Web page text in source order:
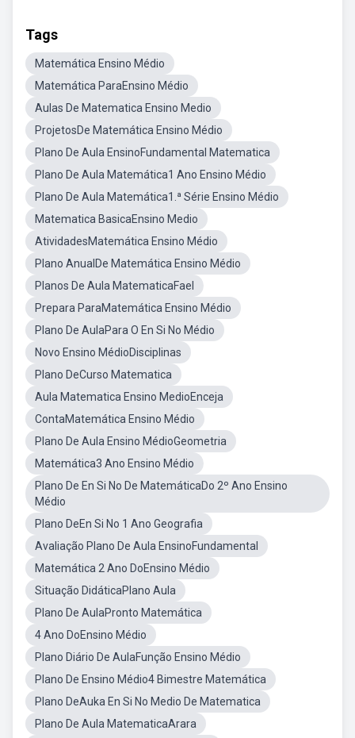
Tags
Matemática Ensino Médio
Matemática ParaEnsino Médio
Aulas De Matematica Ensino Medio
ProjetosDe Matemática Ensino Médio
Plano De Aula EnsinoFundamental Matematica
Plano De Aula Matemática1 Ano Ensino Médio
Plano De Aula Matemática1.ª Série Ensino Médio
Matematica BasicaEnsino Medio
AtividadesMatemática Ensino Médio
Plano AnualDe Matemática Ensino Médio
Planos De Aula MatematicaFael
Prepara ParaMatemática Ensino Médio
Plano De AulaPara O En Si No Médio
Novo Ensino MédioDisciplinas
Plano DeCurso Matematica
Aula Matematica Ensino MedioEnceja
ContaMatemática Ensino Médio
Plano De Aula Ensino MédioGeometria
Matemática3 Ano Ensino Médio
Plano De En Si No De MatemáticaDo 2º Ano Ensino
Médio
Plano DeEn Si No 1 Ano Geografia
Avaliação Plano De Aula EnsinoFundamental
Matemática 2 Ano DoEnsino Médio
Situação DidáticaPlano Aula
Plano De AulaPronto Matemática
4 Ano DoEnsino Médio
Plano Diário De AulaFunção Ensino Médio
Plano De Ensino Médio4 Bimestre Matemática
Plano DeAuka En Si No Medio De Matematica
Plano De Aula MatematicaArara